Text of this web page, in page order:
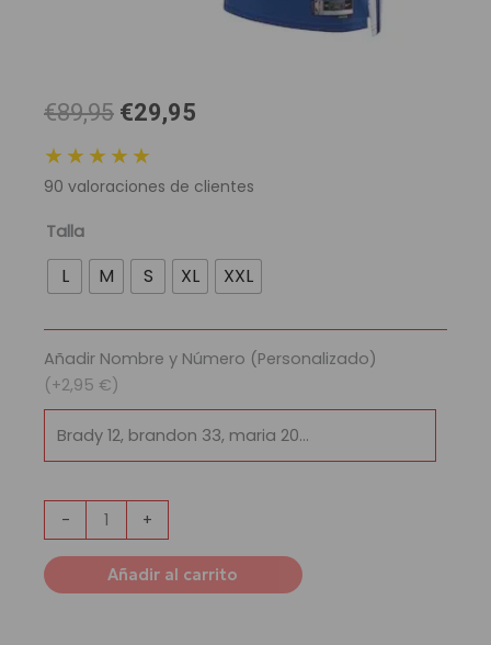
€89,95 El
original
era:
€29,95
es:
★★★★★
90 valoraciones de clientes
Talla
L M S XL XXL
Añadir Nombre y Número (Personalizado)
(+2,95 €)
-
Camiseta
NBA
Golden
Warriors
cantidad
+
Añadir al carrito